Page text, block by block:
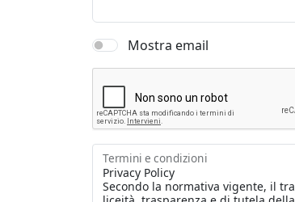
Mostra email
Termini e condizioni